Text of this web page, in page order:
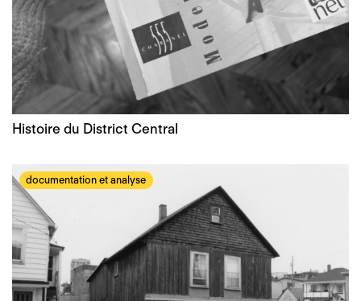
Histoire du District Central
documentation et analyse